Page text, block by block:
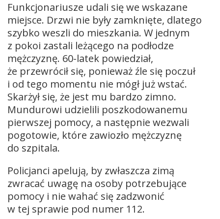
Funkcjonariusze udali się we wskazane
miejsce. Drzwi nie były zamknięte, dlatego
szybko weszli do mieszkania. W jednym
z pokoi zastali leżącego na podłodze
mężczyznę. 60-latek powiedział,
że przewrócił się, ponieważ źle się poczuł
i od tego momentu nie mógł już wstać.
Skarżył się, że jest mu bardzo zimno.
Mundurowi udzielili poszkodowanemu
pierwszej pomocy, a następnie wezwali
pogotowie, które zawiozło mężczyznę
do szpitala.
Policjanci apelują, by zwłaszcza zimą
zwracać uwagę na osoby potrzebujące
pomocy i nie wahać się zadzwonić
w tej sprawie pod numer 112.